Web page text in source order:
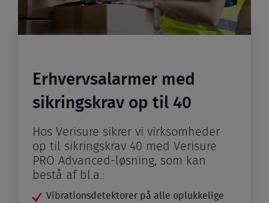
Erhvervsalarmer med
sikringskrav op til 40
Hos Verisure sikrer vi virksomheder
op til sikringskrav 40 med Verisure
PRO Advanced-løsning, som kan
bestå af bl.a.:
Vibrationsdetektorer på alle oplukkelige